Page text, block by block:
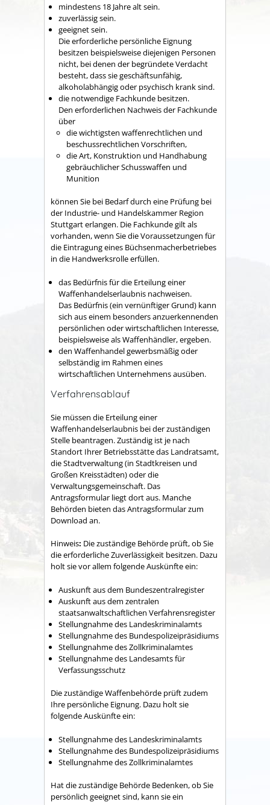
mindestens 18 Jahre alt sein.
zuverlässig sein.
geeignet sein.
Die erforderliche persönliche Eignung
besitzen beispielsweise diejenigen Personen
nicht, bei denen der begründete Verdacht
besteht, dass sie geschäftsunfähig,
alkoholabhängig oder psychisch krank sind.
die notwendige Fachkunde besitzen.
Den erforderlichen Nachweis der Fachkunde
über
die wichtigsten waffenrechtlichen und
beschussrechtlichen Vorschriften,
die Art, Konstruktion und Handhabung
gebräuchlicher Schusswaffen und
Munition
können Sie bei Bedarf durch eine Prüfung bei
der Industrie- und Handelskammer Region
Stuttgart erlangen. Die Fachkunde gilt als
vorhanden, wenn Sie die Voraussetzungen für
die Eintragung eines Büchsenmacherbetriebes
in die Handwerksrolle erfüllen.
das Bedürfnis für die Erteilung einer
Waffenhandelserlaubnis nachweisen.
Das Bedürfnis (ein vernünftiger Grund) kann
sich aus einem besonders anzuerkennenden
persönlichen oder wirtschaftlichen Interesse,
beispielsweise als Waffenhändler, ergeben.
den Waffenhandel gewerbsmäßig oder
selbständig im Rahmen eines
wirtschaftlichen Unternehmens ausüben.
Verfahrensablauf
Sie müssen die Erteilung einer
Waffenhandelserlaubnis bei der zuständigen
Stelle beantragen. Zuständig ist je nach
Standort Ihrer Betriebsstätte das Landratsamt,
die Stadtverwaltung (in Stadtkreisen und
Großen Kreisstädten)oder die
Verwaltungsgemeinschaft. Das
Antragsformular liegt dort aus. Manche
Behörden bieten das Antragsformular zum
Download an.
Hinweis: Die zuständige Behörde prüft, ob Sie
die erforderliche Zuverlässigkeit besitzen. Dazu
holt sie vor allem folgende Auskünfte ein:
Auskunft aus dem Bundeszentralregister
Auskunft aus dem zentralen
staatsanwaltschaftlichen Verfahrensregister
Stellungnahme des Landeskriminalamts
Stellungnahme des Bundespolizeipräsidiums
Stellungnahme des Zollkriminalamtes
Stellungnahme des Landesamts für
Verfassungsschutz
Diezuständige Waffenbehörde prüft zudem
Ihre persönliche Eignung. Dazu holt sie
folgende Auskünfte ein:
Stellungnahme des Landeskriminalamts
Stellungnahme des Bundespolizeipräsidiums
Stellungnahme des Zollkriminalamtes
Hat die zuständige Behörde Bedenken, ob Sie
persönlich geeignet sind, kann sieein